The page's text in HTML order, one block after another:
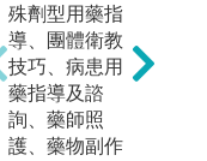
殊劑型用藥指
導、團體衛教
技巧、病患用
藥指導及諮
詢、藥師照
護、藥物副作